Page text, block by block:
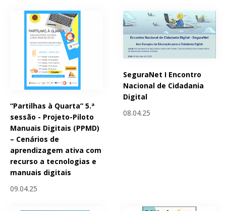
“Partilhas à Quarta” 5.ª
sessão - Projeto-Piloto
Manuais Digitais (PPMD)
– Cenários de
aprendizagem ativa com
recurso a tecnologias e
manuais digitais
09.04.25
SeguraNet I Encontro
Nacional de Cidadania
Digital
08.04.25